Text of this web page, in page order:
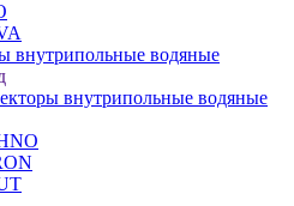
внутрипольные водяные
внутрипольные водяные